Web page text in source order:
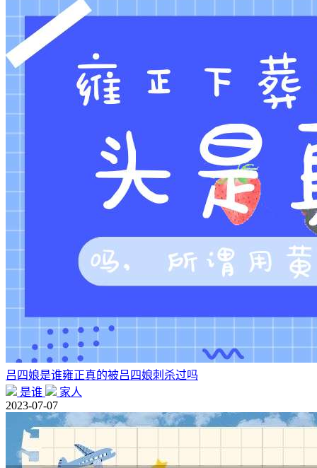
吕四娘是谁雍正真的被吕四娘刺杀过吗
是谁
家人
2023-07-07